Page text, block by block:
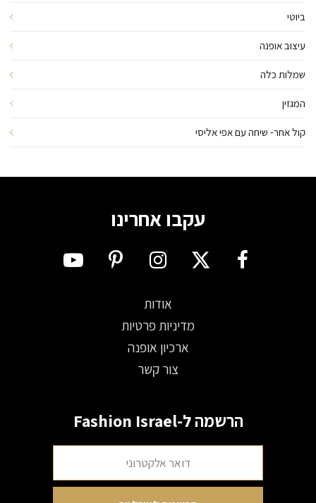
ביוטי
עיצוב אופנה
שמלות כלה
המגזין
קול אחר- שיחה עם אפי אליסי
עקבו אחרינו
אודות
מדיניות פרטיות
ארכיון אופנה
צור קשר
הרשמה ל-Fashion Israel